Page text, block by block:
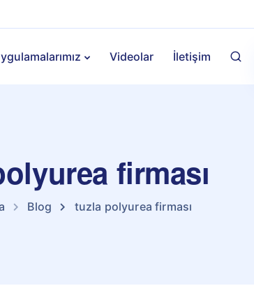
Videolar İletişim
firması
Blog tuzla polyurea firması